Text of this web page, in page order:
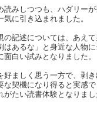
みしつつも、ハダリー
に引き込まれました。
の記述については、あえ
はあるな」と身近な人物
白い試みとなりました。
好ましく思う一方で、剥
な契機になり得ると実感
たい読書体験となりまし